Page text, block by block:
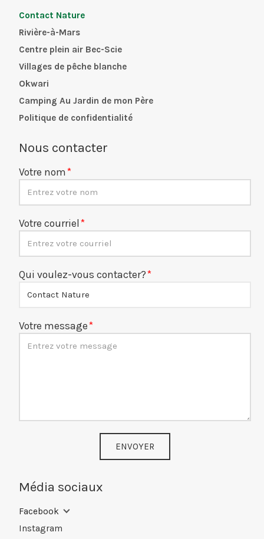
Contact Nature
Rivière-à-Mars
Centre plein air Bec-Scie
Villages de pêche blanche
Okwari
Camping Au Jardin de mon Père
Politique de confidentialité
Nous contacter
Votre nom
Votre courriel
Qui voulez-vous contacter?
Votre message
ENVOYER
Média sociaux
Facebook
Instagram